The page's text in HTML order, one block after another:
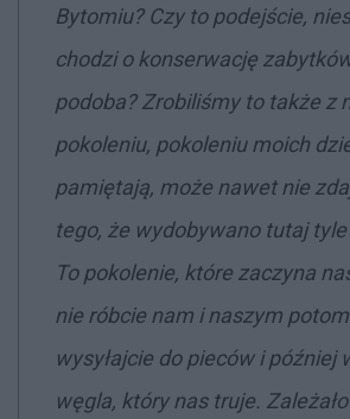
Bytomiu? Czy to podejście,
chodzi o konserwację
podoba? Zrobiliśmy to także z
pokoleniu, pokoleniu moich
pamiętają, może nawet nie
tego, że wydobywano tutaj tyle
To pokolenie, które zaczyna
nie róbcie nam i naszym
wysyłajcie do pieców i później
węgla, który nas truje.